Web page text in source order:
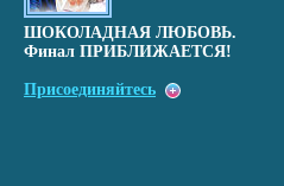
ШОКОЛАДНАЯ ЛЮБОВЬ.
Финал ПРИБЛИЖАЕТСЯ!
Присоединяйтесь